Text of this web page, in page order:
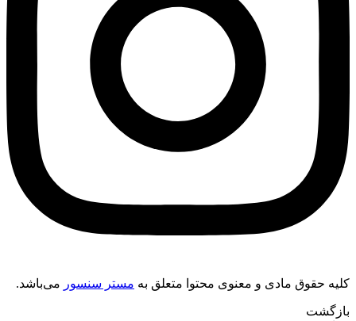
کلیه حقوق مادی و معنوی محتوا متعلق به مستر سنسور می‌باشد.
بازگشت